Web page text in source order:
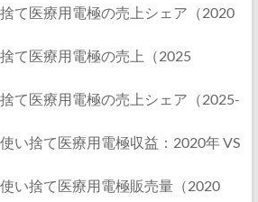
捨て医療用電極の売上シェア（2020
て医療用電極の売上（2025
捨て医療用電極の売上シェア（2025-
い捨て医療用電極収益：2020年 VS
使い捨て医療用電極販売量（2020